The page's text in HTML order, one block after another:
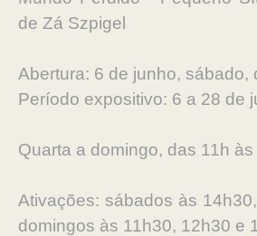
de Zá Szpigel
Abertura: 6 de junho, sábado,
Período expositivo: 6 a 28 de
Quarta a domingo, das 11h às
Ativações: sábados às
domingos às 11h30, 12h30 e